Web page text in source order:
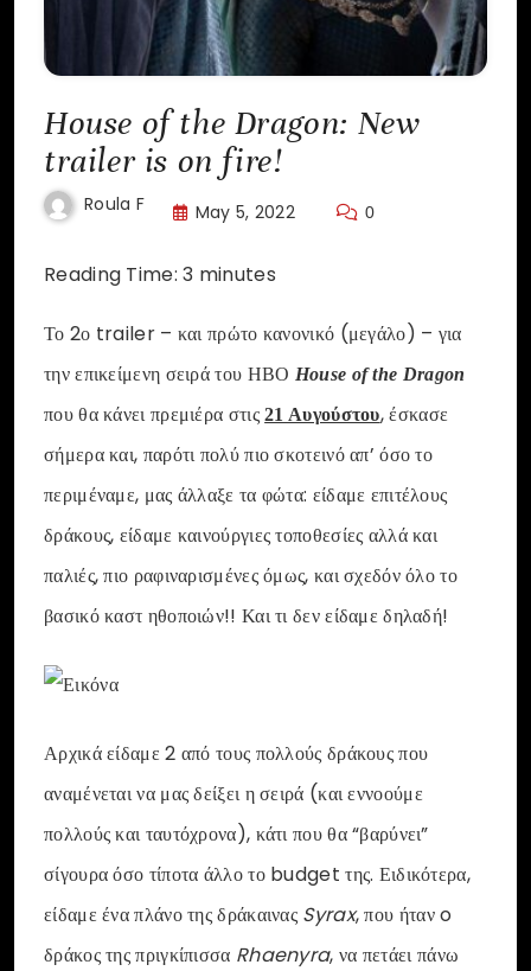
House of the Dragon: New
trailer is on fire!
Roula F May 5, 2022 0
Reading Time:3 minutes
Το 2ο trailer – και πρώτο κανονικό (μεγάλο) – για
την επικείμενη σειρά του ΗΒΟ House of the Dragon
που θα κάνει πρεμιέρα στις21 Αυγούστου, έσκασε
σήμερα και, παρότι πολύ πιο σκοτεινό απ’ όσο το
περιμέναμε, μας άλλαξε τα φώτα: είδαμε επιτέλους
δράκους, είδαμε καινούργιες τοποθεσίες αλλά και
παλιές, πιο ραφιναρισμένες όμως, και σχεδόν όλο το
βασικό καστ ηθοποιών!! Και τι δεν είδαμε δηλαδή!
Αρχικά είδαμε 2 από τους πολλούς δράκους που
αναμένεται να μας δείξει η σειρά (και εννοούμε
πολλούς και ταυτόχρονα), κάτι που θα “βαρύνει”
σίγουρα όσο τίποτα άλλο το budget της. Ειδικότερα,
είδαμε ένα πλάνο της δράκαιναςSyrax, που ήταν o
δράκος της πριγκίπισσα Rhaenyra, να πετάει πάνω